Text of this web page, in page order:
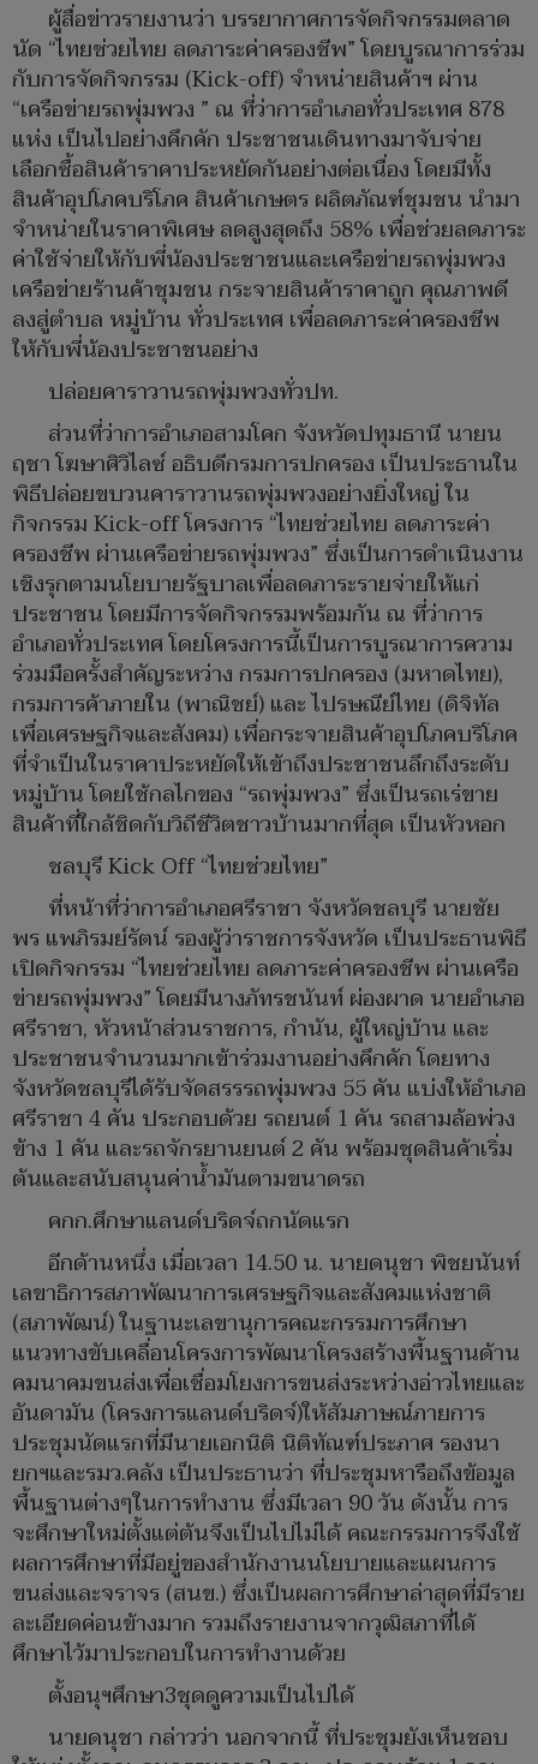
ผู้สื่อข่าวรายงานว่า บรรยากาศการจัดกิจกรรมตลาด
นัด “ไทยช่วยไทย ลดภาระค่าครองชีพ” โดยบูรณาการร่วม
กับการจัดกิจกรรม (Kick-off) จำหน่ายสินค้าฯ ผ่าน
“เครือข่ายรถพุ่มพวง ” ณ ที่ว่าการอำเภอทั่วประเทศ 878
แห่ง เป็นไปอย่างคึกคัก ประชาชนเดินทางมาจับจ่าย
เลือกซื้อสินค้าราคาประหยัดกันอย่างต่อเนื่อง โดยมีทั้ง
สินค้าอุปโภคบริโภค สินค้าเกษตร ผลิตภัณฑ์ชุมชน นำมา
จำหน่ายในราคาพิเศษ ลดสูงสุดถึง 58% เพื่อช่วยลดภาระ
ค่าใช้จ่ายให้กับพี่น้องประชาชนและเครือข่ายรถพุ่มพวง
เครือข่ายร้านค้าชุมชน กระจายสินค้าราคาถูก คุณภาพดี
ลงสู่ตำบล หมู่บ้าน ทั่วประเทศ เพื่อลดภาระค่าครองชีพ
ให้กับพี่น้องประชาชนอย่าง
ปล่อยคาราวานรถพุ่มพวงทั่วปท.
ส่วนที่ว่าการอำเภอสามโคก จังหวัดปทุมธานี นายน
ฤชา โฆษาศิวิไลซ์ อธิบดีกรมการปกครอง เป็นประธานใน
พิธีปล่อยขบวนคาราวานรถพุ่มพวงอย่างยิ่งใหญ่ ใน
กิจกรรม Kick-off โครงการ “ไทยช่วยไทย ลดภาระค่า
ครองชีพ ผ่านเครือข่ายรถพุ่มพวง” ซึ่งเป็นการดำเนินงาน
เชิงรุกตามนโยบายรัฐบาลเพื่อลดภาระรายจ่ายให้แก่
ประชาชน โดยมีการจัดกิจกรรมพร้อมกัน ณ ที่ว่าการ
อำเภอทั่วประเทศ โดยโครงการนี้เป็นการบูรณาการความ
ร่วมมือครั้งสำคัญระหว่าง กรมการปกครอง (มหาดไทย),
กรมการค้าภายใน (พาณิชย์) และ ไปรษณีย์ไทย (ดิจิทัล
เพื่อเศรษฐกิจและสังคม) เพื่อกระจายสินค้าอุปโภคบริโภค
ที่จำเป็นในราคาประหยัดให้เข้าถึงประชาชนลึกถึงระดับ
หมู่บ้าน โดยใช้กลไกของ “รถพุ่มพวง” ซึ่งเป็นรถเร่ขาย
สินค้าที่ใกล้ชิดกับวิถีชีวิตชาวบ้านมากที่สุด เป็นหัวหอก
ชลบุรี Kick Off “ไทยช่วยไทย”
ที่หน้าที่ว่าการอำเภอศรีราชา จังหวัดชลบุรี นายชัย
พร แพภิรมย์รัตน์ รองผู้ว่าราชการจังหวัด เป็นประธานพิธี
เปิดกิจกรรม “ไทยช่วยไทย ลดภาระค่าครองชีพ ผ่านเครือ
ข่ายรถพุ่มพวง” โดยมีนางภัทรชนันท์ ผ่องผาด นายอำเภอ
ศรีราชา, หัวหน้าส่วนราชการ, กำนัน, ผู้ใหญ่บ้าน และ
ประชาชนจำนวนมากเข้าร่วมงานอย่างคึกคัก โดยทาง
จังหวัดชลบุรีได้รับจัดสรรรถพุ่มพวง 55 คัน แบ่งให้อำเภอ
ศรีราชา 4 คัน ประกอบด้วย รถยนต์ 1 คัน รถสามล้อพ่วง
ข้าง 1 คัน และรถจักรยานยนต์ 2 คัน พร้อมชุดสินค้าเริ่ม
ต้นและสนับสนุนค่าน้ำมันตามขนาดรถ
คกก.ศึกษาแลนด์บริดจ์ถกนัดแรก
อีกด้านหนึ่ง เมื่อเวลา 14.50 น. นายดนุชา พิชยนันท์
เลขาธิการสภาพัฒนาการเศรษฐกิจและสังคมแห่งชาติ
(สภาพัฒน์) ในฐานะเลขานุการคณะกรรมการศึกษา
แนวทางขับเคลื่อนโครงการพัฒนาโครงสร้างพื้นฐานด้าน
คมนาคมขนส่งเพื่อเชื่อมโยงการขนส่งระหว่างอ่าวไทยและ
อันดามัน (โครงการแลนด์บริดจ์)ให้สัมภาษณ์ภายการ
ประชุมนัดแรกที่มีนายเอกนิติ นิติทัณฑ์ประภาศ รองนา
ยกฯและรมว.คลัง เป็นประธานว่า ที่ประชุมหารือถึงข้อมูล
พื้นฐานต่างๆในการทำงาน ซึ่งมีเวลา 90 วัน ดังนั้น การ
จะศึกษาใหม่ตั้งแต่ต้นจึงเป็นไปไม่ได้ คณะกรรมการจึงใช้
ผลการศึกษาที่มีอยู่ของสำนักงานนโยบายและแผนการ
ขนส่งและจราจร (สนข.) ซึ่งเป็นผลการศึกษาล่าสุดที่มีราย
ละเอียดค่อนข้างมาก รวมถึงรายงานจากวุฒิสภาที่ได้
ศึกษาไว้มาประกอบในการทำงานด้วย
ตั้งอนุฯศึกษา3ชุดดูความเป็นไปได้
นายดนุชา กล่าวว่า นอกจากนี้ ที่ประชุมยังเห็นชอบ